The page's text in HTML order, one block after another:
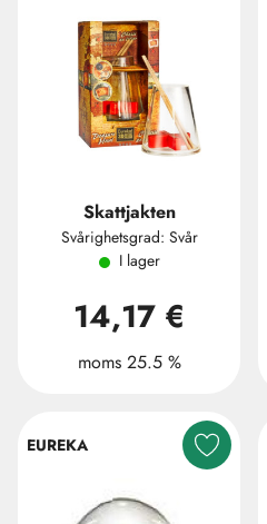
Skattjakten
Svårighetsgrad: Svår
I lager
14,17 €
moms 25.5 %
EUREKA